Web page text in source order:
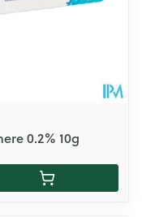
0.2% 10g